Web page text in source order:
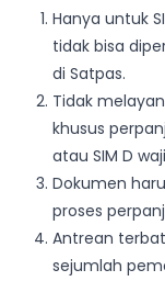
Hanya untuk
tidak bisa
di Satpas.
Tidak
khusus
atau SIM D
Dokumen
proses
Antrean
sejumlah